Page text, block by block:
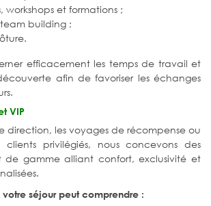
workshops et formations ;
building ;
efficacement les temps de travail et
afin de favoriser les échanges
VIP
direction, les voyages de récompense ou
privilégiés, nous concevons des
de gamme alliant confort, exclusivité et
votre séjour peut comprendre :